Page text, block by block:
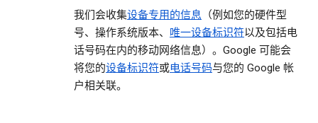
我们会收集设备专用的信息 （例如您的硬件型
号、操作系统版本、 唯一设备标识符以及包括电
话号码在内的移动网络信息）。Google 可能会
将您的设备标识符或电话号码与您的 Google 帐
户相关联。